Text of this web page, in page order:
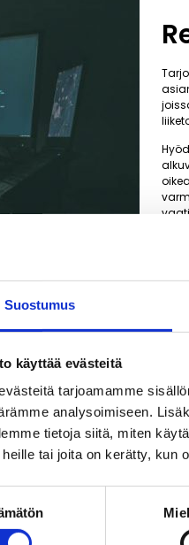
Suostumus
käyttää evästeitä
tarjoamamme
analysoimiseen.
tietoja siitä, miten
tai joita on kerätty, kun